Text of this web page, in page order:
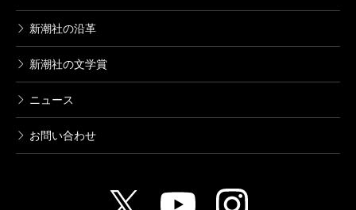
新潮社の沿革
新潮社の文学賞
ニュース
お問い合わせ